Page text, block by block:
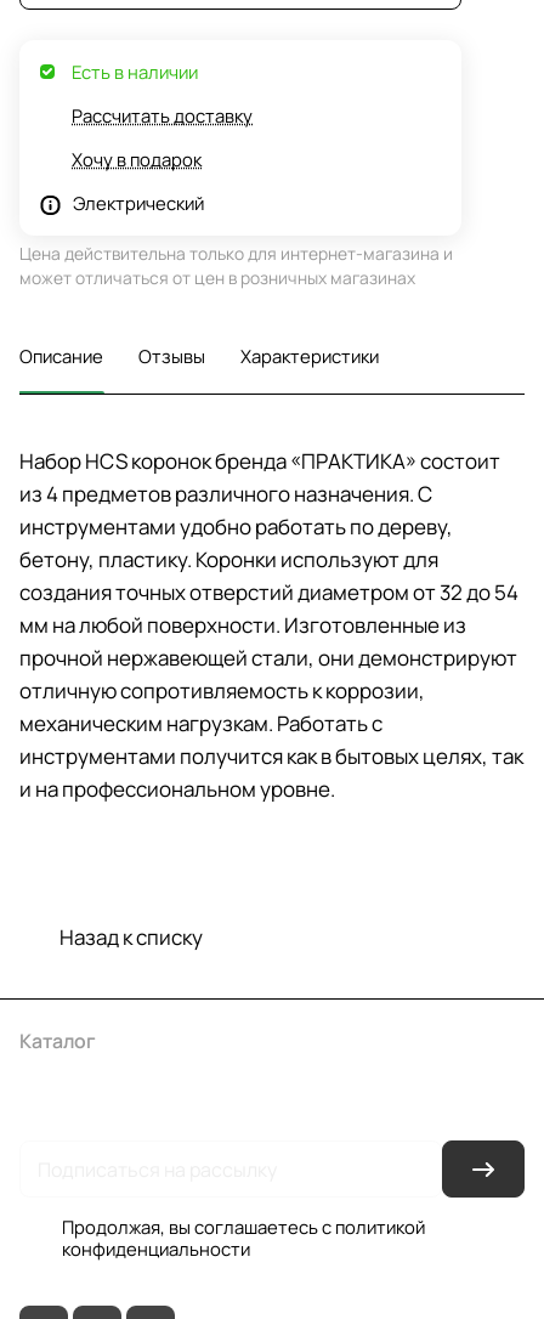
Есть в наличии
Рассчитать доставку
Хочу в подарок
Электрический
Цена действительна только для интернет-магазина и
может отличаться от цен в розничных магазинах
Описание Отзывы Характеристики
Набор HCS коронок бренда «ПРАКТИКА» состоит
из 4 предметов различного назначения. С
инструментами удобно работать по дереву,
бетону, пластику. Коронки используют для
создания точных отверстий диаметром от 32 до 54
мм на любой поверхности. Изготовленные из
прочной нержавеющей стали, они демонстрируют
отличную сопротивляемость к коррозии,
механическим нагрузкам. Работать с
инструментами получится как в бытовых целях, так
и на профессиональном уровне.
Назад к списку
Каталог
Продолжая, вы соглашаетесь с политикой
конфиденциальности